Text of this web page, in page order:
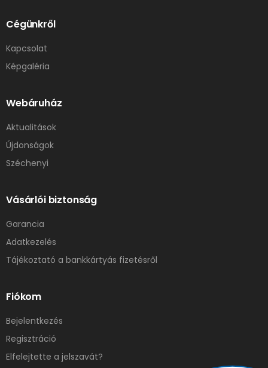
Cégünkről
Kapcsolat
Képgaléria
Webáruház
Aktualitások
Újdonságok
Széchenyi
Vásárlói biztonság
Garancia
Adatkezelés
Tájékoztató a bankkártyás fizetésről
Fiókom
Bejelentkezés
Regisztráció
Elfelejtette a jelszavát?